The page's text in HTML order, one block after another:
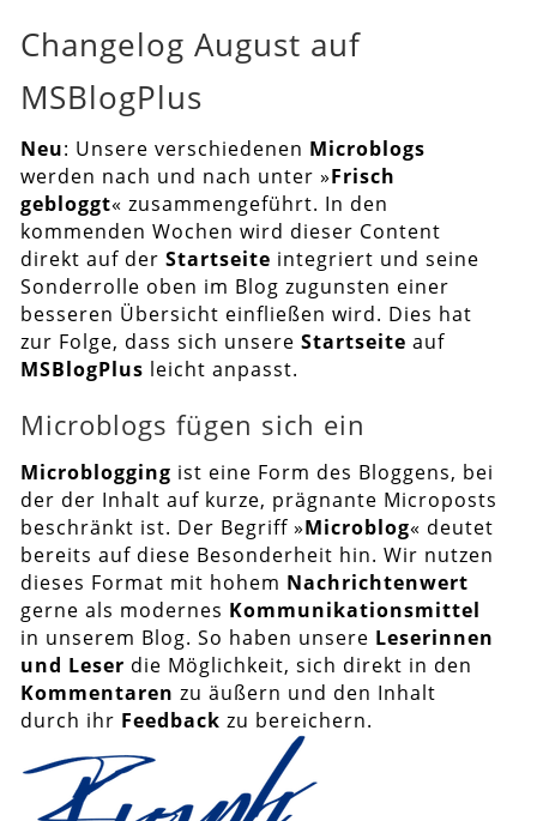
Changelog August auf
MSBlogPlus
Neu: Unsere verschiedenen Microblogs
werden nach und nach unter »Frisch
gebloggt« zusammengeführt. In den
kommenden Wochen wird dieser Content
direkt auf der Startseite integriert und seine
Sonderrolle oben im Blog zugunsten einer
besseren Übersicht einfließen wird. Dies hat
zur Folge, dass sich unsere Startseite auf
MSBlogPlus leicht anpasst.
Microblogs fügen sich ein
Microblogging ist eine Form des Bloggens, bei
der der Inhalt auf kurze, prägnante Microposts
beschränkt ist. Der Begriff »Microblog« deutet
bereits auf diese Besonderheit hin. Wir nutzen
dieses Format mit hohem Nachrichtenwert
gerne als modernes Kommunikationsmittel
in unserem Blog. So haben unsere Leserinnen
und Leser die Möglichkeit, sich direkt in den
Kommentaren zu äußern und den Inhalt
durch ihr Feedback zu bereichern.